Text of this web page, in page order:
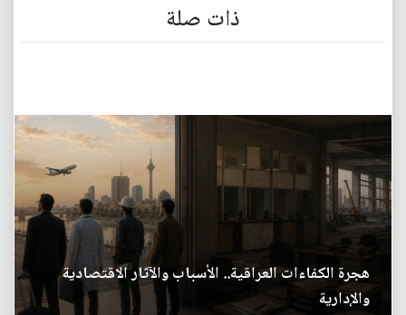
ذات صلة
هجرة الكفاءات العراقية.. الأسباب والآثار الاقتصادية
والإدارية